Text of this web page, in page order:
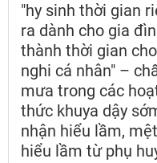
"hy sinh thời gian
ra dành cho gia
thành thời gian
nghi cá nhân" –
mưa trong các
thức khuya dậy
nhận hiểu lầm,
hiểu lầm từ phụ